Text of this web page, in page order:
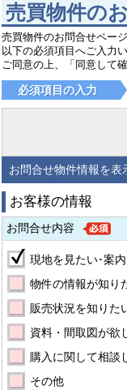
売買物件の
売買物件のお問合せページ
以下の必須項目へご入力
ご同意の上、「同意して
必須項目の入力
お問合せ物件情報を表
お客様の情報
お問合せ内容
現地を見たい･案
物件の情報が知り
販売状況を知りた
資料・間取図が欲
購入に関して相談
その他